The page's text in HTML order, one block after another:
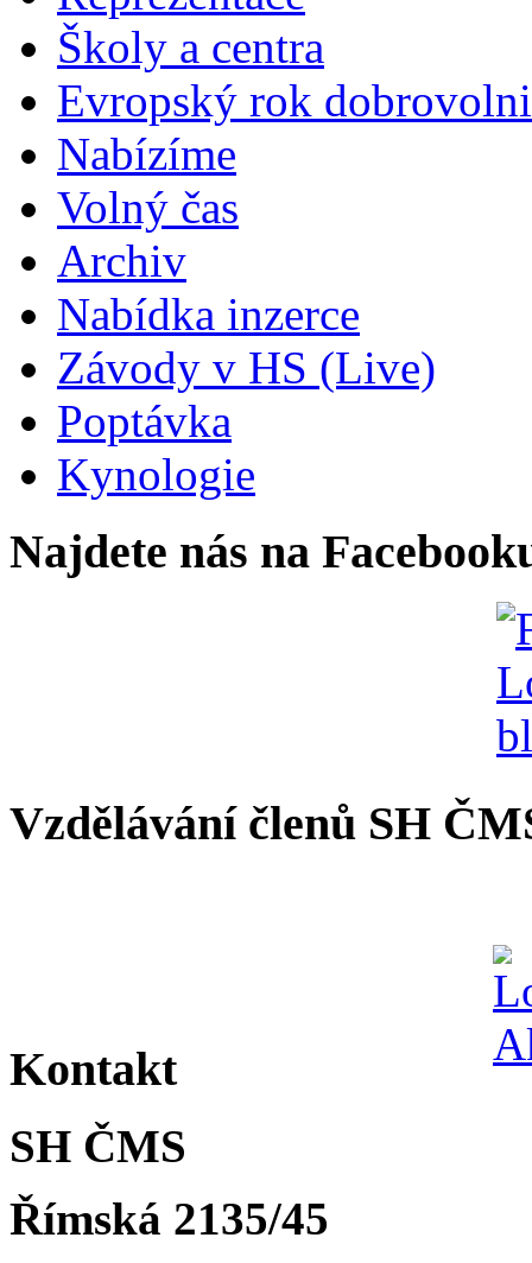
Školy a centra
Evropský rok
Nabízíme
Volný čas
Archiv
Nabídka inzerce
Závody v HS (Live)
Poptávka
Kynologie
Najdete nás na
Vzdělávání členů SH
Kontakt
SH ČMS
Římská 2135/45